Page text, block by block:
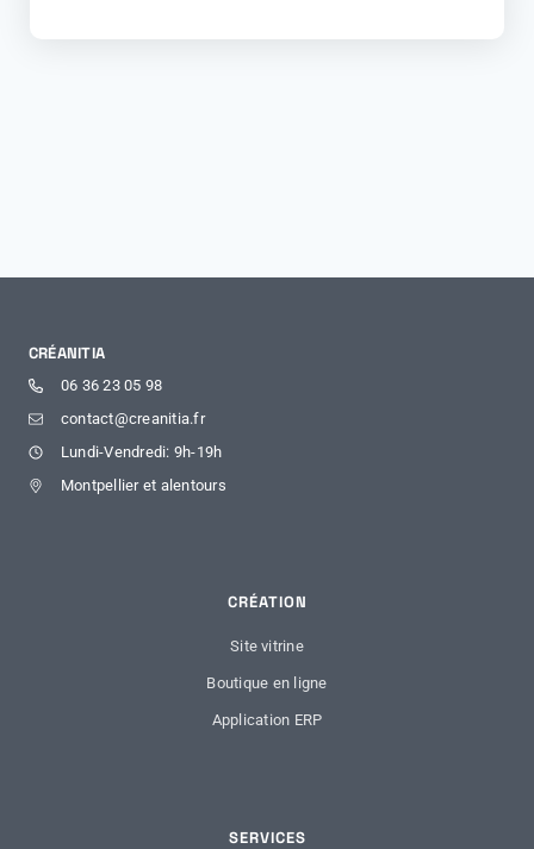
CRÉANITIA
06 36 23 05 98
contact@creanitia.fr
Lundi-Vendredi: 9h-19h
Montpellier et alentours
CRÉATION
Site vitrine
Boutique en ligne
Application ERP
SERVICES